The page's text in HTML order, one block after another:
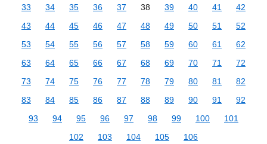
33
34 35 36 37 38 39 40 41
42
43
44 45 46 47 48 49 50 51
52
53
54 55 56 57 58 59 60 61
62
63
64 65 66 67 68 69 70 71
72
73
74 75 76 77 78 79 80 81
82
83
84 85 86 87 88 89 90 91
92
93
94 95 96 97 98 99 100
101
102
103 104 105 106